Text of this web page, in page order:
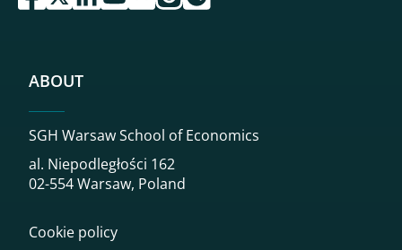
ABOUT
SGH Warsaw School of Economics
al. Niepodległości 162
02-554 Warsaw, Poland
Cookie policy